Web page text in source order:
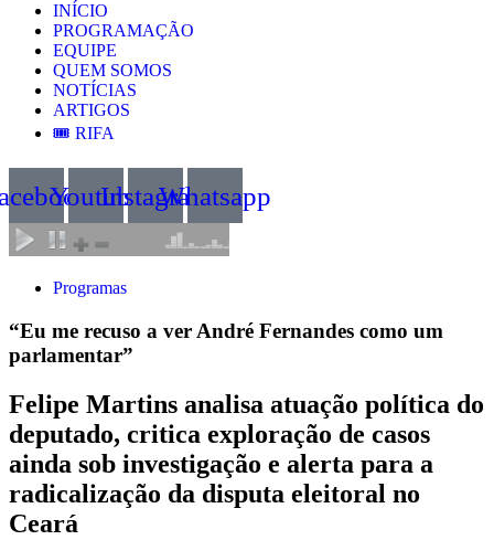
INÍCIO
PROGRAMAÇÃO
EQUIPE
QUEM SOMOS
NOTÍCIAS
ARTIGOS
🎟️ RIFA
YoutubeInstagramWhatsapp
Programas
“Eu me recuso a ver André Fernandes como um
parlamentar”
Felipe Martins analisa atuação política do
deputado, critica exploração de casos
ainda sob investigação e alerta para a
radicalização da disputa eleitoral no
Ceará